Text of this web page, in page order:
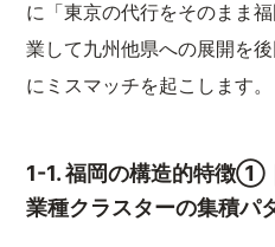
に「東京の代行をそのまま
業して九州他県への展開を
にミスマッチを起こします。
1-1. 福岡の構造的特徴①｜
業種クラスターの集積パ